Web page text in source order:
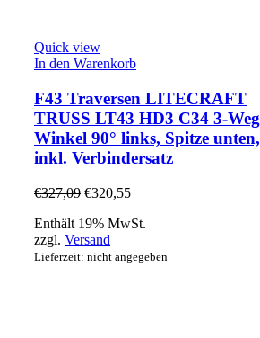
Quick view
In den Warenkorb
F43 Traversen LITECRAFT
TRUSS LT43 HD3 C34 3-Weg
Winkel 90° links, Spitze unten,
inkl. Verbindersatz
€327,09 €320,55
Enthält 19% MwSt.
zzgl. Versand
Lieferzeit: nicht angegeben